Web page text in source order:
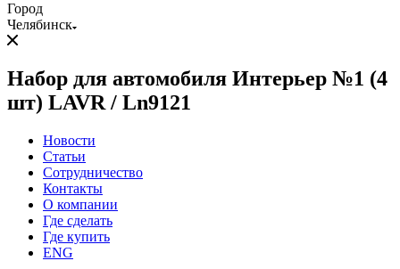
Город
Челябинск
Набор для автомобиля Интерьер №1 (4
шт) LAVR / Ln9121
Новости
Статьи
Сотрудничество
Контакты
О компании
Где сделать
Где купить
ENG